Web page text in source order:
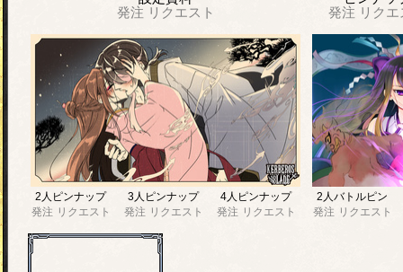
発注 リクエスト
発注 リク
2人ピンナップ
発注 リクエスト
3人ピンナップ
発注 リクエスト
4人ピンナップ
発注 リクエスト
2人バトルピン
発注 リクエスト